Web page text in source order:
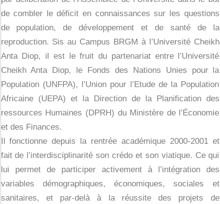
Actualités
Contact
de combler le déficit en connaissances sur les questions
de population, de développement et de santé de la
reproduction. Sis au Campus BRGM à l’Université Cheikh
Anta Diop, il est le fruit du partenariat entre l’Université
Cheikh Anta Diop, le Fonds des Nations Unies pour la
Population (UNFPA), l’Union pour l’Etude de la Population
Africaine (UEPA) et la Direction de la Planification des
ressources Humaines (DPRH) du Ministère de l’Économie
et des Finances.
Il fonctionne depuis la rentrée académique 2000-2001 et
fait de l’interdisciplinarité son crédo et son viatique. Ce qui
lui permet de participer activement à l’intégration des
variables démographiques, économiques, sociales et
sanitaires, et par-delà à la réussite des projets de